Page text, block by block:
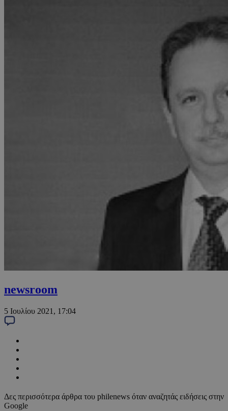
newsroom
5 Ιουλίου 2021, 17:04
Δες περισσότερα άρθρα του philenews όταν αναζητάς ειδήσεις στην
Google